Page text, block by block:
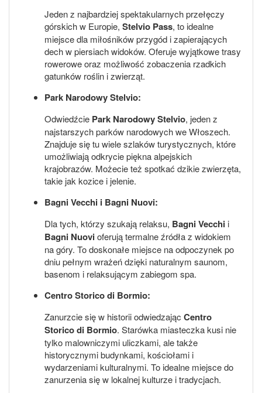
Jeden z najbardziej spektakularnych przełęczy
górskich w Europie, Stelvio Pass, to idealne
miejsce dla miłośników przygód i zapierających
dech w piersiach widoków. Oferuje wyjątkowe trasy
rowerowe oraz możliwość zobaczenia rzadkich
gatunków roślin i zwierząt.
Park Narodowy Stelvio:
Odwiedźcie Park Narodowy Stelvio, jeden z
najstarszych parków narodowych we Włoszech.
Znajduje się tu wiele szlaków turystycznych, które
umożliwiają odkrycie piękna alpejskich
krajobrazów. Możecie też spotkać dzikie zwierzęta,
takie jak kozice i jelenie.
Bagni Vecchi i Bagni Nuovi:
Dla tych, którzy szukają relaksu, Bagni Vecchi i
Bagni Nuovioferują termalne źródła z widokiem
na góry. To doskonałe miejsce na odpoczynek po
dniu pełnym wrażeń dzięki naturalnym saunom,
basenom i relaksującym zabiegom spa.
Centro Storico di Bormio:
Zanurzcie się w historii odwiedzając Centro
Storico di Bormio. Starówka miasteczka kusi nie
tylko malowniczymi uliczkami, ale także
historycznymi budynkami, kościołami i
wydarzeniami kulturalnymi. To idealne miejsce do
zanurzenia się w lokalnej kulturze i tradycjach.